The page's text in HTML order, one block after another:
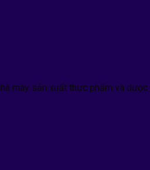
mày sản xuất thực phẩm và dược